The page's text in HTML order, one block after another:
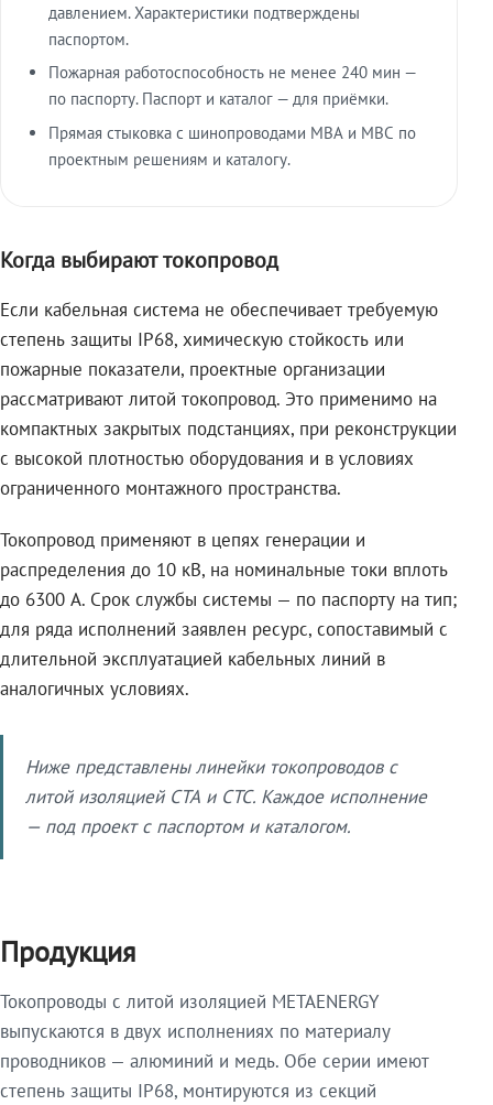
давлением. Характеристики подтверждены
паспортом.
Пожарная работоспособность не менее 240 мин —
по паспорту. Паспорт и каталог — для приёмки.
Прямая стыковка с шинопроводами МВА и МВС по
проектным решениям и каталогу.
Когда выбирают токопровод
Если кабельная система не обеспечивает требуемую
степень защиты IP68, химическую стойкость или
пожарные показатели, проектные организации
рассматривают литой токопровод. Это применимо на
компактных закрытых подстанциях, при реконструкции
с высокой плотностью оборудования и в условиях
ограниченного монтажного пространства.
Токопровод применяют в цепях генерации и
распределения до 10 кВ, на номинальные токи вплоть
до 6300 А. Срок службы системы — по паспорту на тип;
для ряда исполнений заявлен ресурс, сопоставимый с
длительной эксплуатацией кабельных линий в
аналогичных условиях.
Ниже представлены линейки токопроводов с
литой изоляцией СТА и СТС. Каждое исполнение
— под проект с паспортом и каталогом.
Продукция
Токопроводы с литой изоляцией METAENERGY
выпускаются в двух исполнениях по материалу
проводников — алюминий и медь. Обе серии имеют
степень защиты IP68, монтируются из секций